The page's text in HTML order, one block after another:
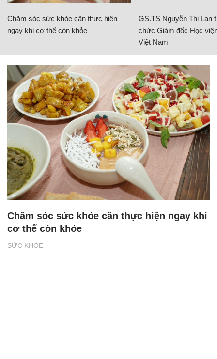
Chăm sóc sức khỏe cần thực hiện
ngay khi cơ thể còn khỏe
GS.TS Nguyễn Thị Lan
chức Giám đốc Học
Việt Nam
SỨC KHỎE
Chăm sóc sức khỏe cần thực hiện ngay khi
cơ thể còn khỏe